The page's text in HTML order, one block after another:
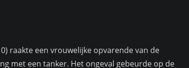
raakte een vrouwelijke opvarende van de
met een tanker. Het ongeval gebeurde op de